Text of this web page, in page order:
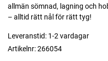
allmän sömnad, lagning och
– alltid rätt nål för rätt tyg!
Leveranstid: 1-2 vardagar
Artikelnr:266054